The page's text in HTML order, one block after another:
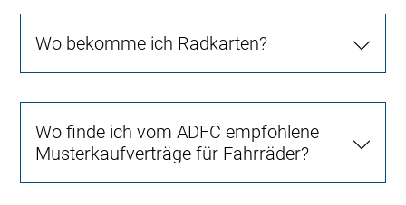
Wo bekomme ich Radkarten?
Wo finde ich vom ADFC empfohlene
Musterkaufverträge für Fahrräder?